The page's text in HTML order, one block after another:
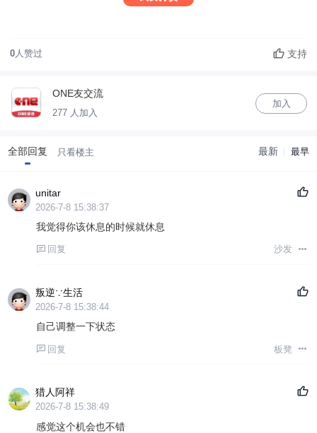
0人赞过 支持
ONE友交流
277 人加入
加入
全部回复 只看楼主 最新 最早
unitar
2026-7-8 15:38:37
我觉得你该休息的时候就休息
回复 沙发
叛逆∵生活
2026-7-8 15:38:44
自己调整一下状态
回复 板凳
猎人阿祥
2026-7-8 15:38:49
感觉这个机会也不错